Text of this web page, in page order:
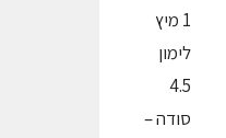
1 מיץ
לימון
4.5
סודה –